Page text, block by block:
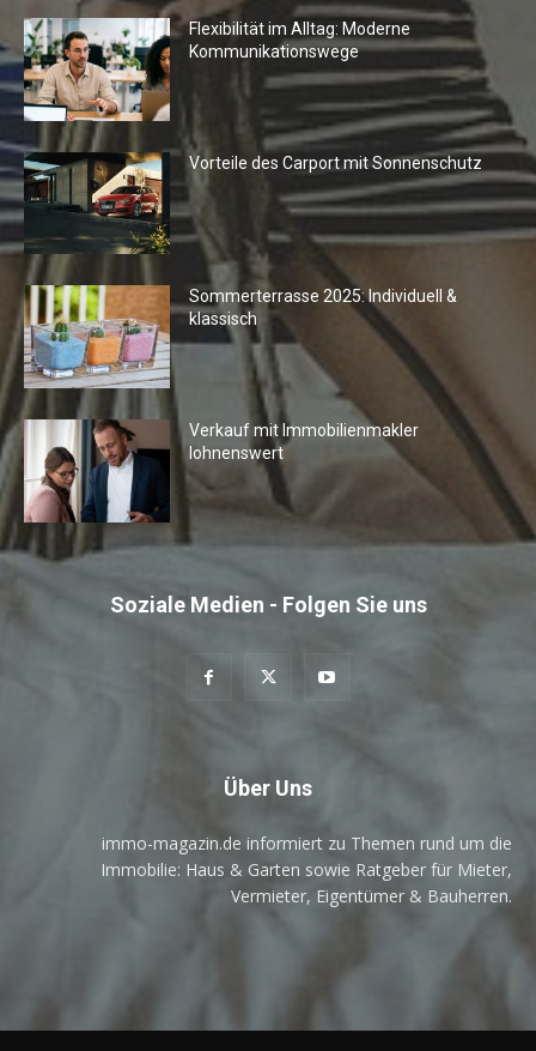
Flexibilität im Alltag: Moderne
Kommunikationswege
Vorteile des Carport mit Sonnenschutz
Sommerterrasse 2025: Individuell &
klassisch
Verkauf mit Immobilienmakler
lohnenswert
Soziale Medien - Folgen Sie uns
Über Uns
immo-magazin.de informiert zu Themen rund um die
Immobilie: Haus & Garten sowie Ratgeber für Mieter,
Vermieter, Eigentümer & Bauherren.